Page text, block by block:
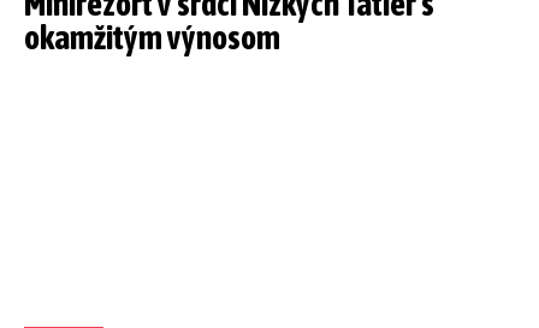
okamžitým výnosom